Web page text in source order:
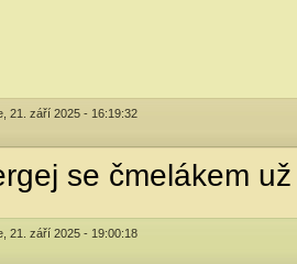
21. září 2025 - 16:19:32
se čmelákem
21. září 2025 - 19:00:18